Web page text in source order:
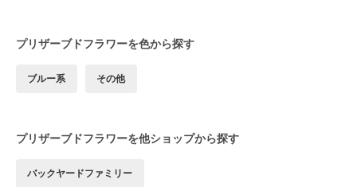
プリザーブドフラワーを色から探す
ブルー系 その他
プリザーブドフラワーを他ショップから探す
バックヤードファミリー